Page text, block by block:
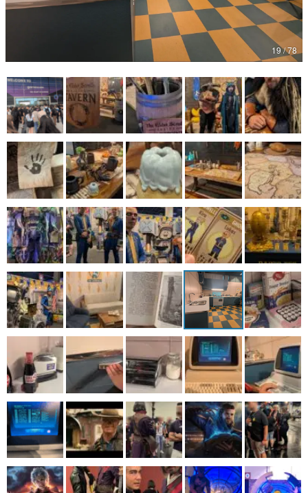
女性向け
アプリレビュー
その他
電ファミニコゲーマーとは？
運営：株式会社マレ
19 / 78